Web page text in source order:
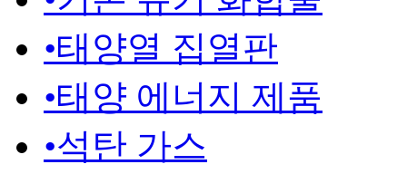
•태양열 집열판
•태양 에너지 제품
•석탄 가스